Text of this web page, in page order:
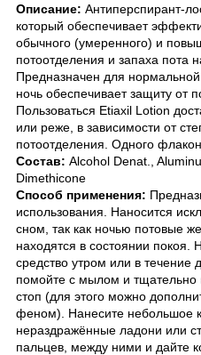
Описание: Антиперспирант-
который обеспечивает
обычного (умеренного) и
потоотделения и запаха пота
Предназначен для
ночь обеспечивает защиту от
Пользоваться Etiaxil Lotion
или реже, в зависимости от
потоотделения. Одного
Состав: Alcohol Denat.,
Dimethicone
Способ применения:
использования. Наносится
сном, так как ночью потовые
находятся в состоянии покоя.
средство утром или в
помойте с мылом и тщательно
стоп (для этого можно
феном). Нанесите небольшое
нераздражённые ладони или
пальцев, между ними и дайте